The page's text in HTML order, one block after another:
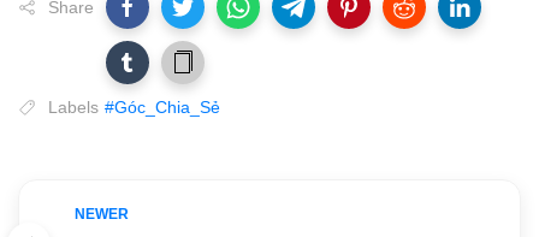
Share
Labels #Góc_Chia_Sẻ
NEWER